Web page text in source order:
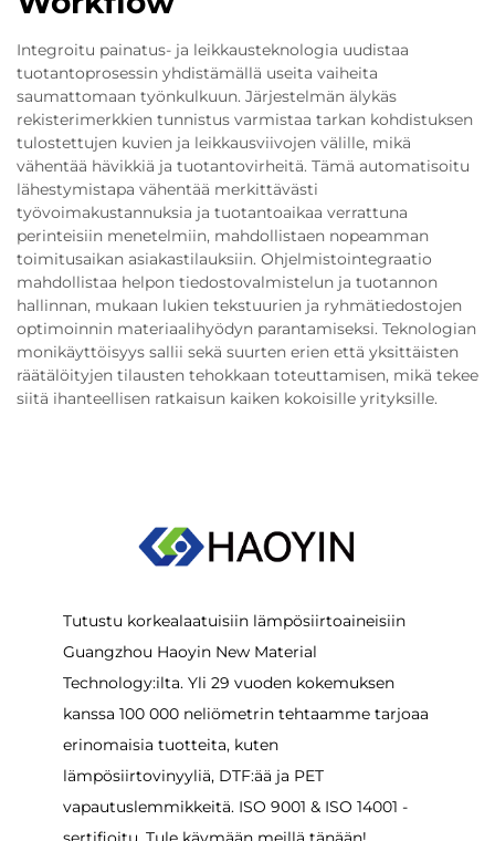
Integroitu painatus- ja leikkausteknologia uudistaa
tuotantoprosessin yhdistämällä useita vaiheita
saumattomaan työnkulkuun. Järjestelmän älykäs
rekisterimerkkien tunnistus varmistaa tarkan kohdistuksen
tulostettujen kuvien ja leikkausviivojen välille, mikä
vähentää hävikkiä ja tuotantovirheitä. Tämä automatisoitu
lähestymistapa vähentää merkittävästi
työvoimakustannuksia ja tuotantoaikaa verrattuna
perinteisiin menetelmiin, mahdollistaen nopeamman
toimitusaikan asiakastilauksiin. Ohjelmistointegraatio
mahdollistaa helpon tiedostovalmistelun ja tuotannon
hallinnan, mukaan lukien tekstuurien ja ryhmätiedostojen
optimoinnin materiaalihyödyn parantamiseksi. Teknologian
monikäyttöisyys sallii sekä suurten erien että yksittäisten
räätälöityjen tilausten tehokkaan toteuttamisen, mikä tekee
siitä ihanteellisen ratkaisun kaiken kokoisille yrityksille.
Tutustu korkealaatuisiin lämpösiirtoaineisiin
Guangzhou Haoyin New Material
Technology:ilta. Yli 29 vuoden kokemuksen
kanssa 100 000 neliömetrin tehtaamme tarjoaa
erinomaisia tuotteita, kuten
lämpösiirtovinyyliä, DTF:ää ja PET
vapautuslemmikkeitä. ISO 9001 & ISO 14001 -